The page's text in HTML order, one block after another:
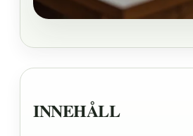
INNEHÅLL